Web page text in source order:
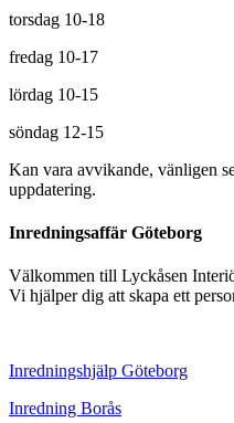
torsdag 10-18
fredag 10-17
lördag 10-15
söndag 12-15
Kan vara avvikande, vänligen
uppdatering.
Inredningsaffär Göteborg
Välkommen till Lyckåsen
Vi hjälper dig att skapa ett
Inredningshjälp Göteborg
Inredning Borås